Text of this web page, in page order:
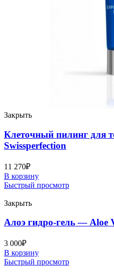
Закрыть
Клеточный пилинг для
Swissperfection
11 270₽
В корзину
Быстрый просмотр
Закрыть
Алоэ гидрo-гель — Aloe
3 000₽
В корзину
Быстрый просмотр